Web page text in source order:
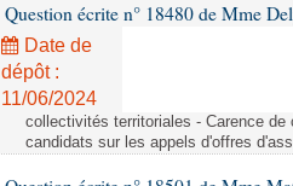
Question écrite n° 18480 de Mme
Date de
dépôt :
11/06/2024
collectivités territoriales - Carence
candidats sur les appels d'offres